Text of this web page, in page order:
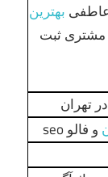
عاطفی بهترین
مشتری ثبت
تهران
و فالو seo